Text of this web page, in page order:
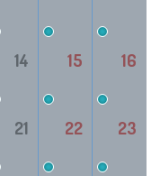
14 15 16
21 22 23